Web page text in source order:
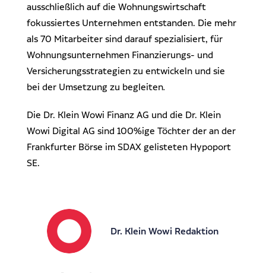
ausschließlich auf die Wohnungswirtschaft
fokussiertes Unternehmen entstanden. Die mehr
als 70 Mitarbeiter sind darauf spezialisiert, für
Wohnungsunternehmen Finanzierungs- und
Versicherungsstrategien zu entwickeln und sie
bei der Umsetzung zu begleiten.
Die Dr. Klein Wowi Finanz AG und die Dr. Klein
Wowi Digital AG sind 100%ige Töchter der an der
Frankfurter Börse im SDAX gelisteten Hypoport
SE.
Dr. Klein Wowi Redaktion